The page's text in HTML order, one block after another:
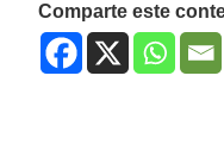
Comparte este